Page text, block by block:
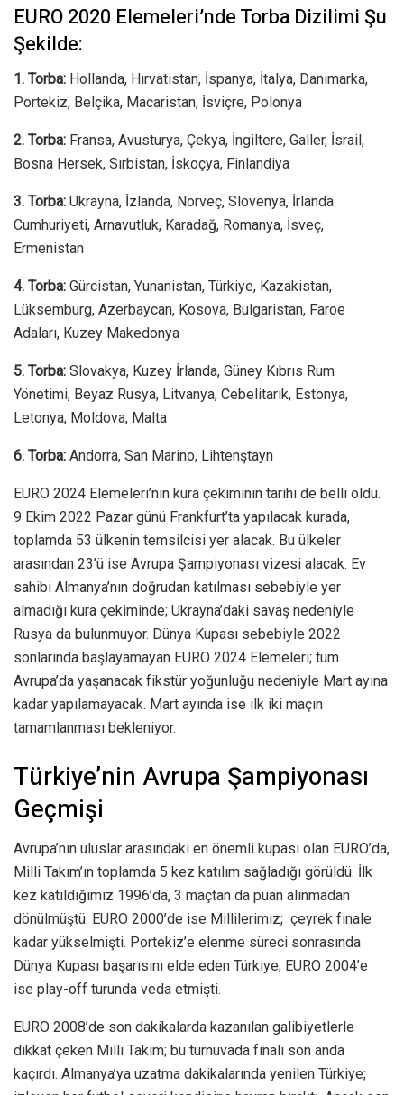
EURO 2020 Elemeleri’nde Torba Dizilimi Şu
Şekilde:
1. Torba: Hollanda, Hırvatistan, İspanya, İtalya, Danimarka,
Portekiz, Belçika, Macaristan, İsviçre, Polonya
2. Torba: Fransa, Avusturya, Çekya, İngiltere, Galler, İsrail,
Bosna Hersek, Sırbistan, İskoçya, Finlandiya
3. Torba: Ukrayna, İzlanda, Norveç, Slovenya, İrlanda
Cumhuriyeti, Arnavutluk, Karadağ, Romanya, İsveç,
Ermenistan
4. Torba: Gürcistan, Yunanistan, Türkiye, Kazakistan,
Lüksemburg, Azerbaycan, Kosova, Bulgaristan, Faroe
Adaları, Kuzey Makedonya
5. Torba: Slovakya, Kuzey İrlanda, Güney Kıbrıs Rum
Yönetimi, Beyaz Rusya, Litvanya, Cebelitarık, Estonya,
Letonya, Moldova, Malta
6. Torba: Andorra, San Marino, Lihtenştayn
EURO 2024 Elemeleri’nin kura çekiminin tarihi de belli oldu.
9 Ekim 2022 Pazar günü Frankfurt’ta yapılacak kurada,
toplamda 53 ülkenin temsilcisi yer alacak. Bu ülkeler
arasından 23’ü ise Avrupa Şampiyonası vizesi alacak. Ev
sahibi Almanya’nın doğrudan katılması sebebiyle yer
almadığı kura çekiminde; Ukrayna’daki savaş nedeniyle
Rusya da bulunmuyor. Dünya Kupası sebebiyle 2022
sonlarında başlayamayan EURO 2024 Elemeleri; tüm
Avrupa’da yaşanacak fikstür yoğunluğu nedeniyle Mart ayına
kadar yapılamayacak. Mart ayında ise ilk iki maçın
tamamlanması bekleniyor.
Türkiye’nin Avrupa Şampiyonası
Geçmişi
Avrupa’nın uluslar arasındaki en önemli kupası olan EURO’da,
Milli Takım’ın toplamda 5 kez katılım sağladığı görüldü. İlk
kez katıldığımız 1996’da, 3 maçtan da puan alınmadan
dönülmüştü. EURO 2000’de ise Millilerimiz; çeyrek finale
kadar yükselmişti. Portekiz’e elenme süreci sonrasında
Dünya Kupası başarısını elde eden Türkiye; EURO 2004’e
ise play-off turunda veda etmişti.
EURO 2008’de son dakikalarda kazanılan galibiyetlerle
dikkat çeken Milli Takım; bu turnuvada finali son anda
kaçırdı. Almanya’ya uzatma dakikalarında yenilen Türkiye;